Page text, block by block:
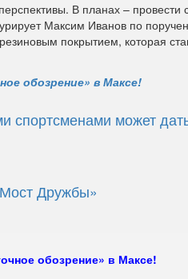
В планах –
Максим Иванов по
покрытием, которая
обозрение» в Максе!
спортсменами может
Дружбы»
обозрение» в Максе!